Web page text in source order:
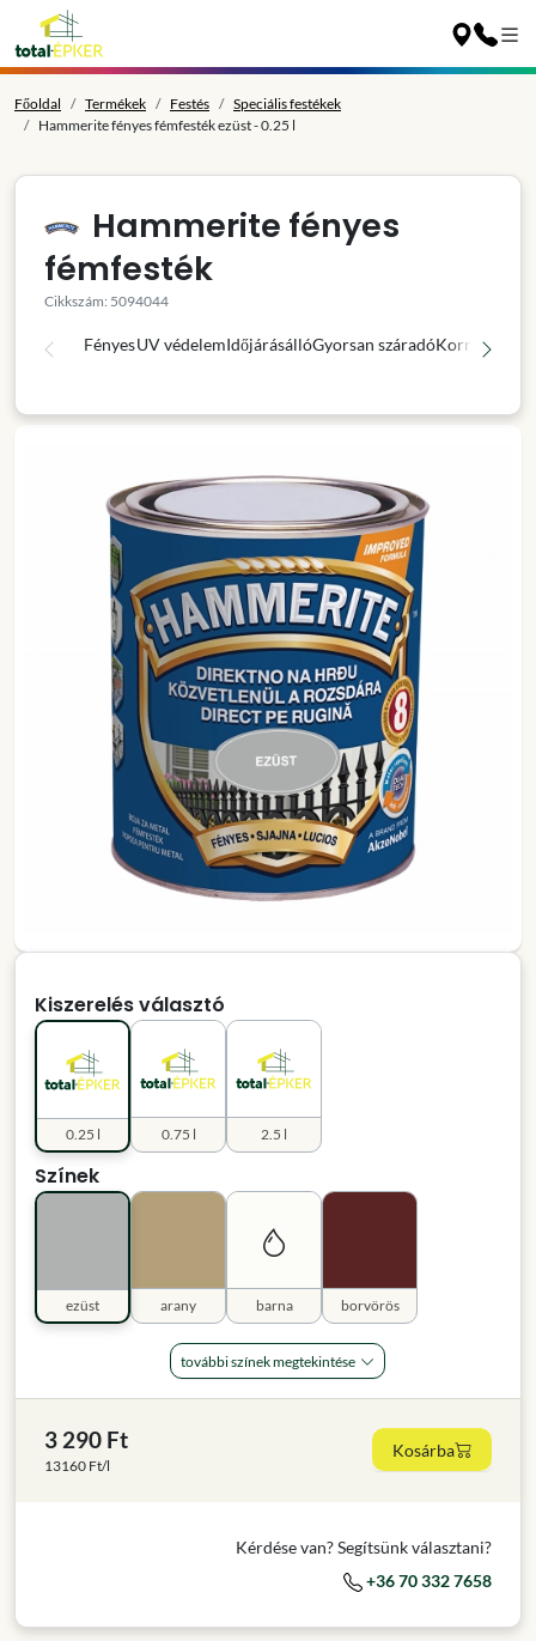
Főoldal Termékek Festés
Speciális festékek
Hammerite fényes fémfesték ezüst - 0.25 l
Hammerite fényes
fémfesték
Cikkszám: 5094044
FényesUV védelemIdőjárásállóGyorsan száradó
Kiszerelés választó
0.25 l 0.75 l 2.5 l
Színek
arany barna borvörös
ezüst
további színek megtekintése
3 290 Ft
13160 Ft/l
Kosárba
Kérdése van? Segítsünk választani?
+36 70 332 7658